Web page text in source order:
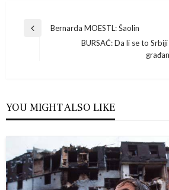
Navigacija
Previous
Bernarda MOESTL: Šaolin
BURSAĆ: Da li se to
YOU MIGHT ALSO LIKE